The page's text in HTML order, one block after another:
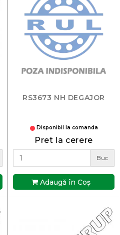
RS3673 NH DEGAJOR
Disponibil la comanda
Pret la cerere
Buc
Adaugă în Coş